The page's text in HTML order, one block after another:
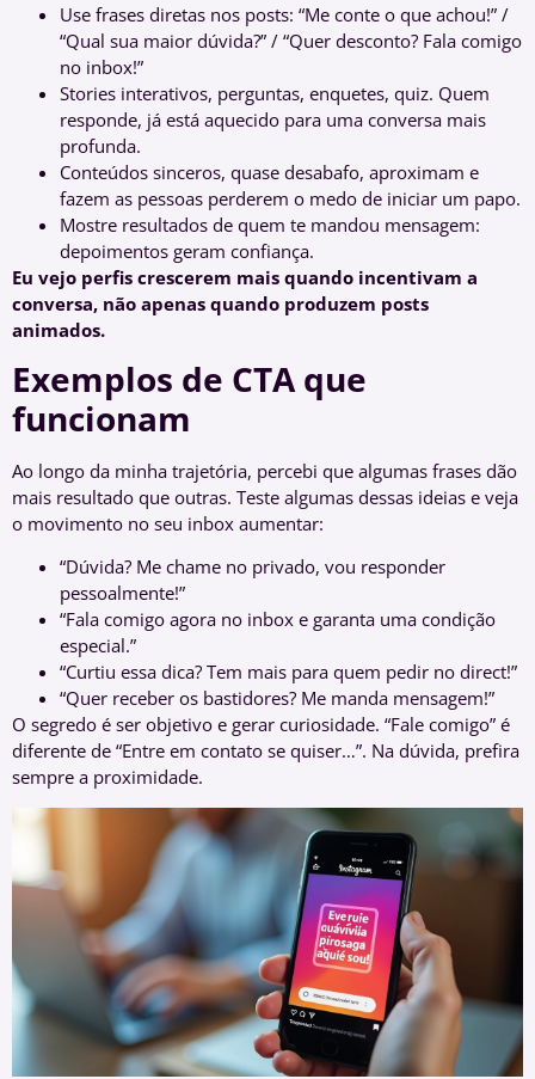
Use frases diretas nos posts: “Me conte o que achou!” /
“Qual sua maior dúvida?” / “Quer desconto? Fala comigo
no inbox!”
Stories interativos, perguntas, enquetes, quiz. Quem
responde, já está aquecido para uma conversa mais
profunda.
Conteúdos sinceros, quase desabafo, aproximam e
fazem as pessoas perderem o medo de iniciar um papo.
Mostre resultados de quem te mandou mensagem:
depoimentos geram confiança.
Eu vejo perfis crescerem mais quando incentivam a
conversa, não apenas quando produzem posts
animados.
Exemplos de CTA que
funcionam
Ao longo da minha trajetória, percebi que algumas frases dão
mais resultado que outras. Teste algumas dessas ideias e veja
o movimento no seu inbox aumentar:
“Dúvida? Me chame no privado, vou responder
pessoalmente!”
“Fala comigo agora no inbox e garanta uma condição
especial.”
“Curtiu essa dica? Tem mais para quem pedir no direct!”
“Quer receber os bastidores? Me manda mensagem!”
O segredo é ser objetivo e gerar curiosidade. “Fale comigo” é
diferente de “Entre em contato se quiser…”. Na dúvida, prefira
sempre a proximidade.